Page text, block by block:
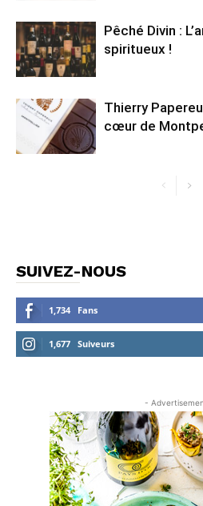
Pêché Divin :
spiritueux !
Thierry
cœur de
SUIVEZ-NOUS
1,734 Fans
1,677 Suiveurs
-